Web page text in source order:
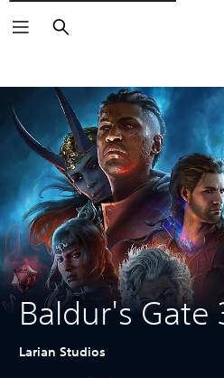
Buscar
Baldur's Gate
Larian Studios